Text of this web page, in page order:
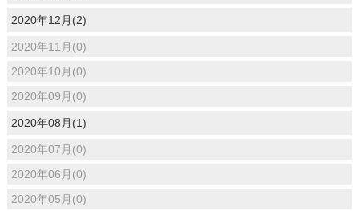
2020年12月(2)
2020年11月(0)
2020年10月(0)
2020年09月(0)
2020年08月(1)
2020年07月(0)
2020年06月(0)
2020年05月(0)